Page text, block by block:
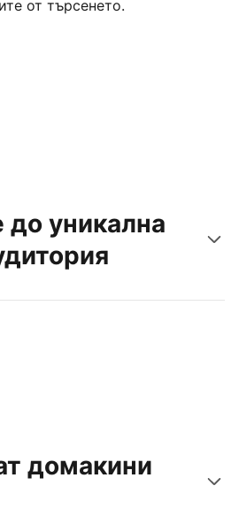
от търсенето.
до уникална
гости днес
домакини